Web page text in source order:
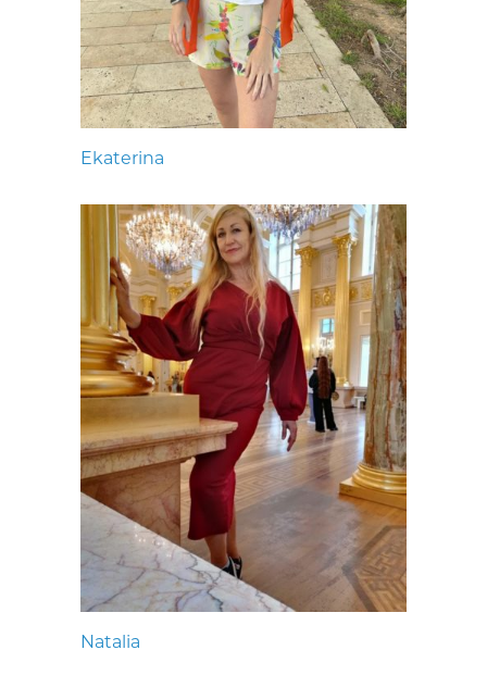
Ekaterina
Natalia